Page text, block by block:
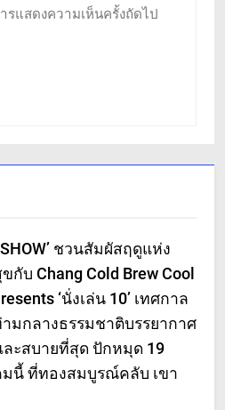
รแสดงความเห็นครั้งถัดไป
SHOW’ ชวนสัมผัสฤดูแห่ง
กับ Chang Cold Brew Cool
‘นั่งเล่น 10’ เทศกาล
มกลางธรรมชาติบรรยากาศ
ะสบายที่สุด ปักหมุด 19
นี้ ที่ทองสมบูรณ์คลับ เขา